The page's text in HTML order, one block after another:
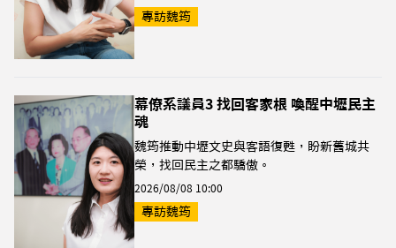
專訪魏筠
幕僚系議員3 找回客家根 喚醒中壢民主
魂
魏筠推動中壢文史與客語復甦，盼新舊城共
榮，找回民主之都驕傲。
2026/08/08 10:00
專訪魏筠